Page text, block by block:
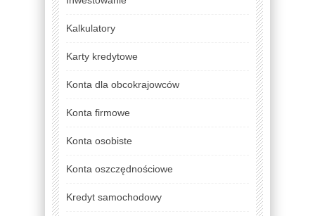
Kalkulatory
Karty kredytowe
Konta dla obcokrajowców
Konta firmowe
Konta osobiste
Konta oszczędnościowe
Kredyt samochodowy